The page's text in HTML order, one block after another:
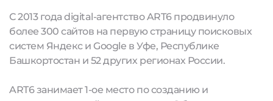
С 2013 года digital-агентство ART6 продвинуло
более 300 сайтов на первую страницу поисковых
систем Яндекс и Google в Уфе, Республике
Башкортостан и 52 других регионах России.
ART6 занимает 1-ое место по созданию и